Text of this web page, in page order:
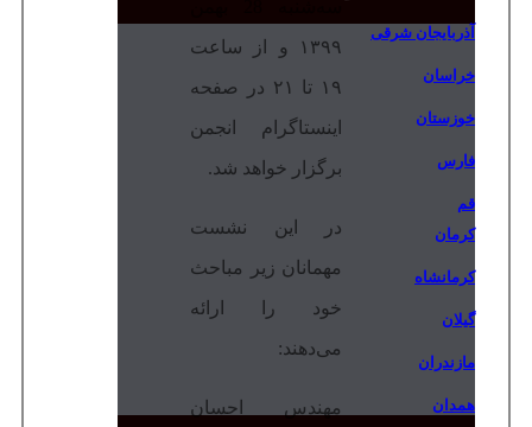
آذربایجان شرقی
خراسان
خوزستان
فارس
قم
کرمان
کرمانشاه
گیلان
مازندران
همدان
۱۳۹۹ و از ساعت
۱۹ تا ۲۱ در صفحه
اینستاگرام انجمن
برگزار خواهد شد.
در این نشست
مهمانان زیر مباحث
خود را ارائه
می‌دهند:
مهندس احسان